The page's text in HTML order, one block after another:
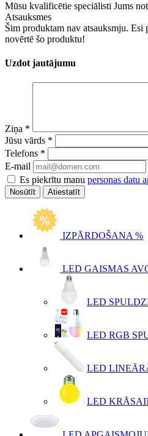
Mūsu kvalificētie speciālisti Jums
Atsauksmes
Šim produktam nav atsauksmju. Esi
novērtē šo produktu!
Uzdot jautājumu
Ziņa *
Jūsu vārds *
Telefons *
E-mail
Es piekrītu manu personas datu
Atiestatīt
IZPĀRDOŠANA %
LED GAISMAS
LED
LED RGB
LED
LED